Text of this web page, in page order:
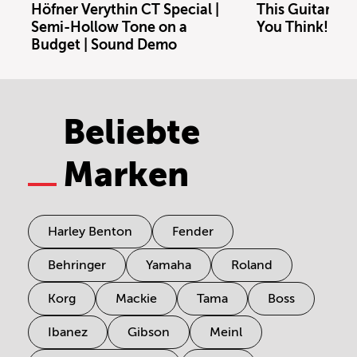
Höfner Verythin CT Special |
Semi-Hollow Tone on a
Budget | Sound Demo
This Guitar
You Think!
Beliebte
Marken
Harley Benton Fender
Behringer Yamaha Roland
Korg Mackie Tama Boss
Ibanez Gibson Meinl